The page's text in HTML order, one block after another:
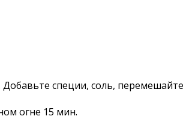
специи, соль,
огне 15 мин.